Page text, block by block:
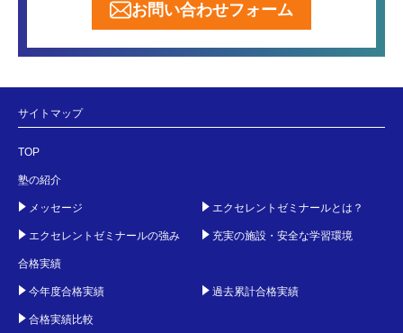
お問い合わせフォーム
サイトマップ
TOP
塾の紹介
メッセージ エクセレントゼミナールとは？
エクセレントゼミナールの強み 充実の施設・安全な学習環境
合格実績
今年度合格実績 過去累計合格実績
合格実績比較